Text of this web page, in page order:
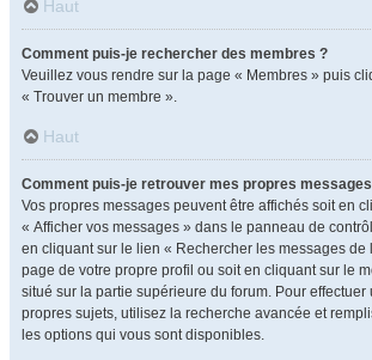
Haut
Comment puis-je rechercher des membres ?
Veuillez vous rendre sur la page « Membres » puis
« Trouver un membre ».
Haut
Comment puis-je retrouver mes propres
Vos propres messages peuvent être affichés soit en
« Afficher vos messages » dans le panneau de
en cliquant sur le lien « Rechercher les messages de
page de votre propre profil ou soit en cliquant sur le
situé sur la partie supérieure du forum. Pour
propres sujets, utilisez la recherche avancée et
les options qui vous sont disponibles.